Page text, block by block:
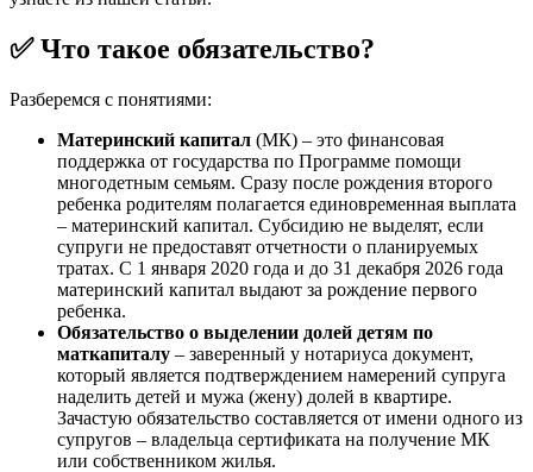
✅ Что такое обязательство?
Разберемся с понятиями:
Материнский капитал (МК) – это финансовая
поддержка от государства по Программе помощи
многодетным семьям. Сразу после рождения второго
ребенка родителям полагается единовременная выплата
– материнский капитал. Субсидию не выделят, если
супруги не предоставят отчетности о планируемых
тратах. С 1 января 2020 года и до 31 декабря 2026 года
материнский капитал выдают за рождение первого
ребенка.
Обязательство о выделении долей детям по
маткапиталу – заверенный у нотариуса документ,
который является подтверждением намерений супруга
наделить детей и мужа (жену) долей в квартире.
Зачастую обязательство составляется от имени одного из
супругов – владельца сертификата на получение МК
или собственником жилья.